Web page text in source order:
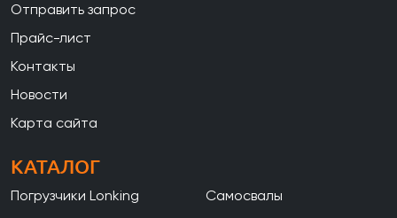
Отправить запрос
Прайс-лист
Контакты
Новости
Карта сайта
КАТАЛОГ
Погрузчики Lonking
Самосвалы